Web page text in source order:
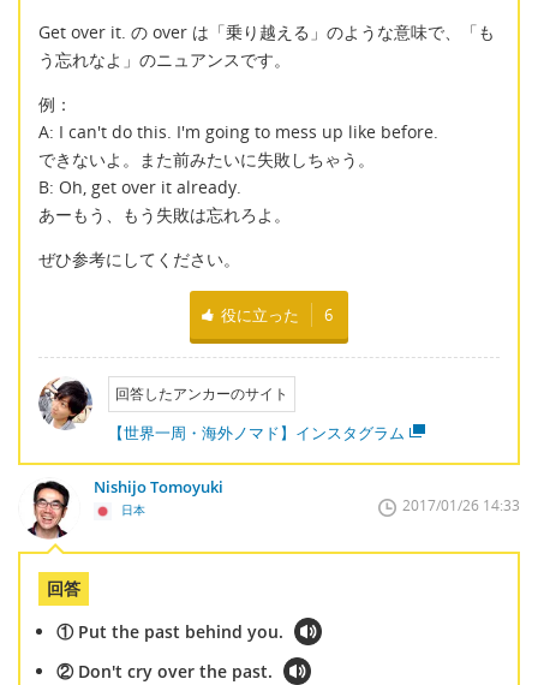
Get over it. の over は「乗り越える」のような意味で、「も
う忘れなよ」のニュアンスです。
例：
A: I can't do this. I'm going to mess up like before.
できないよ。また前みたいに失敗しちゃう。
B: Oh, get over it already.
あーもう、もう失敗は忘れろよ。
ぜひ参考にしてください。
役に立った 6
回答したアンカーのサイト
【世界一周・海外ノマド】インスタグラム
Nishijo Tomoyuki
日本 2017/01/26 14:33
回答
① Put the past behind you.
② Don't cry over the past.